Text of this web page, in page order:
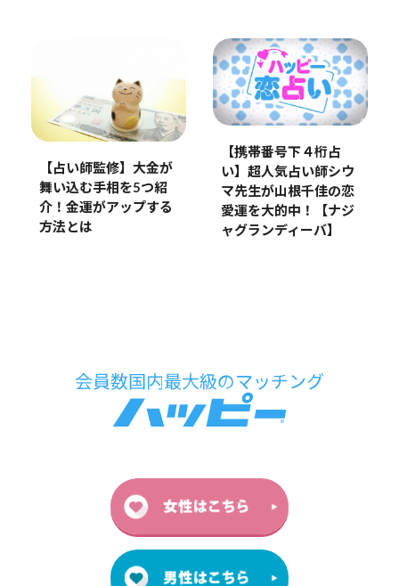
【占い師監修】大金が
舞い込む手相を5つ紹
介！金運がアップする
方法とは
【携帯番号下４桁占
い】超人気占い師シウ
マ先生が山根千佳の恋
愛運を大的中！【ナジ
ャグランディーバ】